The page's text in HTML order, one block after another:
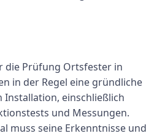
die Prüfung Ortsfester in
in der Regel eine gründliche
einschließlich
und Messungen.
muss seine Erkenntnisse und